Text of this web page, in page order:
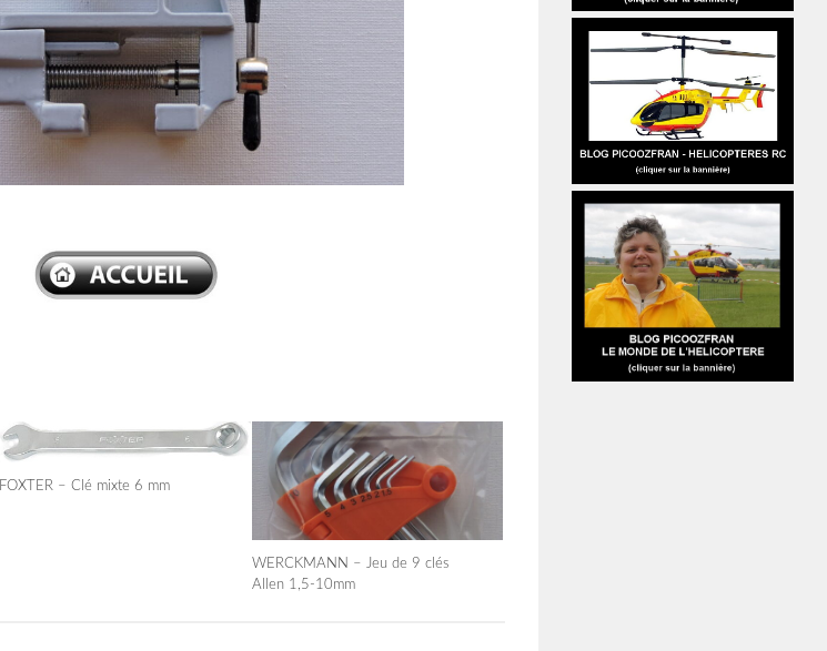
FOXTER – Clé mixte 6 mm
WERCKMANN – Jeu de 9 clés
Allen 1,5-10mm